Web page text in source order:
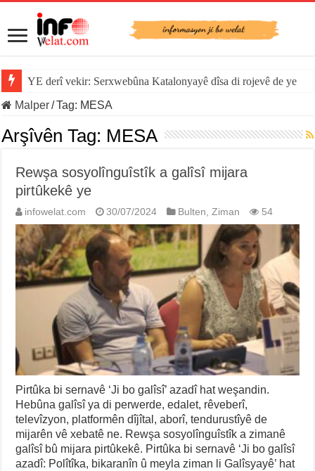
YE derî vekir: Serxwebûna Katalonyayê dîsa di rojevê de ye
Malper/Tag: MESA
Arşîvên Tag: MESA
Rewşa sosyolînguîstîk a galîsî mijara
pirtûkekê ye
infowelat.com 30/07/2024 Bulten,Ziman 54
Pirtûka bi sernavê ‘Ji bo galîsî’ azadî hat weşandin.
Hebûna galîsî ya di perwerde, edalet, rêveberî,
televîzyon, platformên dîjîtal, aborî, tendurustîyê de
mijarên vê xebatê ne. Rewşa sosyolînguîstîk a zimanê
galîsî bû mijara pirtûkekê. Pirtûka bi sernavê ‘Ji bo galîsî
azadî: Polîtîka, bikaranîn û meyla ziman li Galîsyayê’ hat